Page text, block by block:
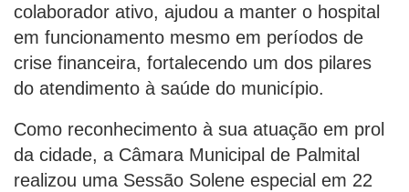
colaborador ativo, ajudou a manter o hospital
em funcionamento mesmo em períodos de
crise financeira, fortalecendo um dos pilares
do atendimento à saúde do município.
Como reconhecimento à sua atuação em prol
da cidade, a Câmara Municipal de Palmital
realizou uma Sessão Solene especial em 22